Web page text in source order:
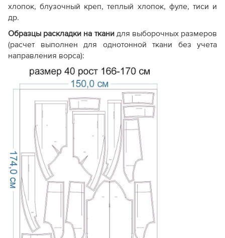
хлопок, блузочный креп, теплый хлопок, фуле, тиси и
др.
Образцы раскладки на ткани для выборочных размеров
(расчет выполнен для однотонной ткани без учета
направления ворса):